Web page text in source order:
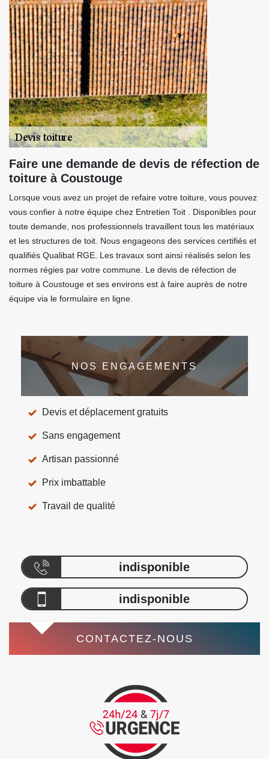
Faire une demande de devis de réfection de
toiture à Coustouge
Lorsque vous avez un projet de refaire votre toiture, vous pouvez
vous confier à notre équipe chez Entretien Toit . Disponibles pour
toute demande, nos professionnels travaillent tous les matériaux
et les structures de toit. Nous engageons des services certifiés et
qualifiés Qualibat RGE. Les travaux sont ainsi réalisés selon les
normes régies par votre commune. Le devis de réfection de
toiture à Coustouge et ses environs est à faire auprès de notre
équipe via le formulaire en ligne.
NOS ENGAGEMENTS
Devis et déplacement gratuits
Sans engagement
Artisan passionné
Prix imbattable
Travail de qualité
indisponible
indisponible
CONTACTEZ-NOUS